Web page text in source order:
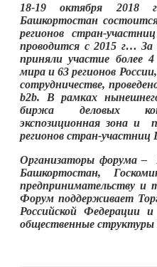
18-19 октября 2018
Башкортостан
регионов стран-
проводится с 2015 г…
приняли участие более
мира и 63 регионов
сотрудничестве,
b2b. В рамках
биржа деловых
экспозиционная зона и
регионов стран-
Организаторы форума –
Башкортостан,
предпринимательству и
Форум поддерживает
Российской Федерации и
общественные